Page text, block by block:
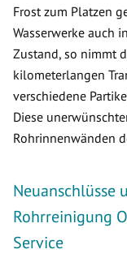
Frost zum Platzen
Wasserwerke auch
Zustand, so nimmt
kilometerlangen
verschiedene
Diese
Rohrinnenwänden
Neuanschlüsse
Rohrreinigung
Service